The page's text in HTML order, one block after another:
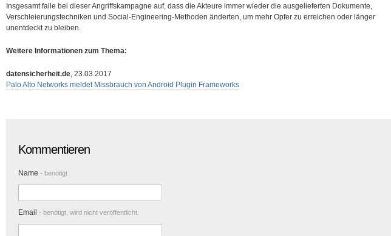
Insgesamt falle bei dieser Angriffskampagne auf, dass die Akteure immer wieder die ausgelieferten Dokumente,
Verschleierungstechniken und Social-Engineering-Methoden änderten, um mehr Opfer zu erreichen oder länger
unentdeckt zu bleiben.
Weitere Informationen zum Thema:
datensicherheit.de, 23.03.2017
Palo Alto Networks meldet Missbrauch von Android Plugin Frameworks
Kommentieren
Name - benötigt
Email - benötigt, wird nicht veröffentlicht.